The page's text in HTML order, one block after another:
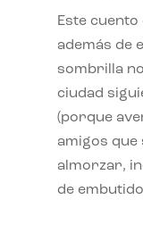
Este
además de
sombrilla
ciudad
(porque
amigos que
almorzar,
de